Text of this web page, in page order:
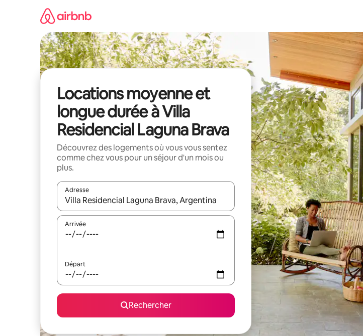
Locations moyenne et
longue durée à Villa
Residencial Laguna Brava
Découvrez des logements où vous vous sentez
comme chez vous pour un séjour d'un mois ou
plus.
Adresse
Lorsque les résultats s'affichent, utilisez les flèches vers le haut et vers le bas pour les
Arrivée
Départ
Rechercher